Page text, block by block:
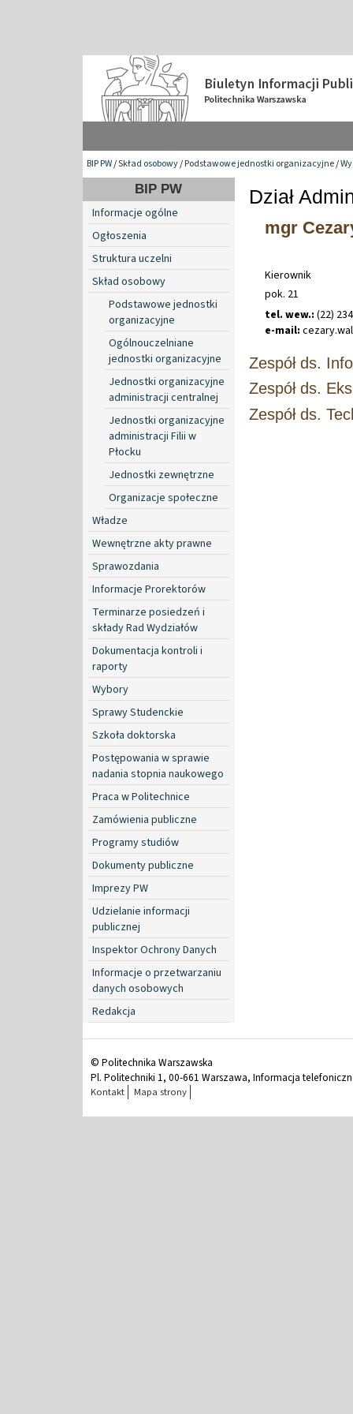
BIP PW/Skład osobowy/Podstawowe jednostki organizacyjne/
BIP PW
Informacje ogólne
Ogłoszenia
Struktura uczelni
Skład osobowy
Podstawowe jednostki
organizacyjne
Ogólnouczelniane
jednostki organizacyjne
Jednostki organizacyjne
administracji centralnej
Jednostki organizacyjne
administracji Filii w
Płocku
Jednostki zewnętrzne
Organizacje społeczne
Władze
Wewnętrzne akty prawne
Sprawozdania
Informacje Prorektorów
Terminarze posiedzeń i
składy Rad Wydziałów
Dokumentacja kontroli i
raporty
Wybory
Sprawy Studenckie
Szkoła doktorska
Postępowania w sprawie
nadania stopnia naukowego
Praca w Politechnice
Zamówienia publiczne
Programy studiów
Dokumenty publiczne
Imprezy PW
Udzielanie informacji
publicznej
Inspektor Ochrony Danych
Informacje o przetwarzaniu
danych osobowych
Redakcja
Dział
mgr
Kierownik
pok. 21
tel. wew.: (22)
e-mail: cezary.
Zespół ds.
Zespół ds.
Zespół ds.
© Politechnika Warszawska
Pl. Politechniki 1, 00-661 Warszawa, Informacja
Kontakt Mapa strony